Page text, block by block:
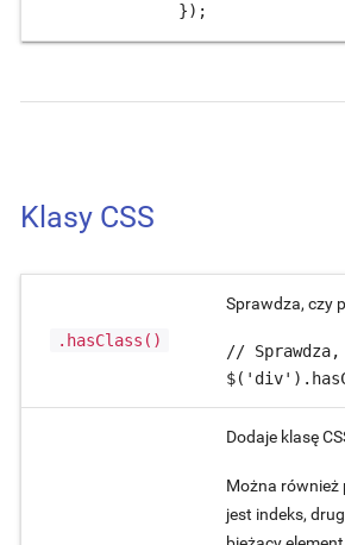
});
Klasy CSS
.hasClass()
Sprawdza, czy
//
Dodaje klasę
Można również
jest indeks,